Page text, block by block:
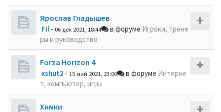
Ярослав Гладышев
Fil - 06 дек 2021, 18:44 в форуме Игроки, трене
ры и руководство
Forza Horizon 4
xshut2 - 15 май 2021, 23:00 в форуме Интерне
т, компьютер, игры
Химки